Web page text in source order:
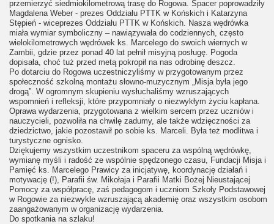
przemierzyć siedmiokilometrową trasę do Rogowa. Spacer poprowadziły
Magdalena Weber - prezes Oddziału PTTK w Końskich i Katarzyna
Stępień - wiceprezes Oddziału PTTK w Końskich. Nasza wędrówka
miała wymiar symboliczny – nawiązywała do codziennych, często
wielokilometrowych wędrówek ks. Marcelego do swoich wiernych w
Zambii, gdzie przez ponad 40 lat pełnił misyjną posługę. Pogoda
dopisała, choć tuż przed metą pokropił na nas odrobinę deszcz.
Po dotarciu do Rogowa uczestniczyliśmy w przygotowanym przez
społeczność szkolną montażu słowno-muzycznym „Misja była jego
drogą”. W ogromnym skupieniu wysłuchaliśmy wzruszających
wspomnień i refleksji, które przypomniały o niezwykłym życiu kapłana.
Oprawa wydarzenia, przygotowana z wielkim sercem przez uczniów i
nauczycieli, pozwoliła na chwilę zadumy, ale także wdzięczności za
dziedzictwo, jakie pozostawił po sobie ks. Marceli. Była też modlitwa i
turystyczne ognisko.
Dziękujemy wszystkim uczestnikom spaceru za wspólną wędrówkę,
wymianę myśli i radość ze wspólnie spędzonego czasu, Fundacji Misja i
Pamięć ks. Marcelego Prawicy za inicjatywę, koordynację działań i
motywację (!), Parafii św. Mikołaja i Parafii Matki Bożej Nieustającej
Pomocy za współpracę, zaś pedagogom i uczniom Szkoły Podstawowej
w Rogowie za niezwykle wzruszającą akademię oraz wszystkim osobom
zaangażowanym w organizację wydarzenia.
Do spotkania na szlaku!